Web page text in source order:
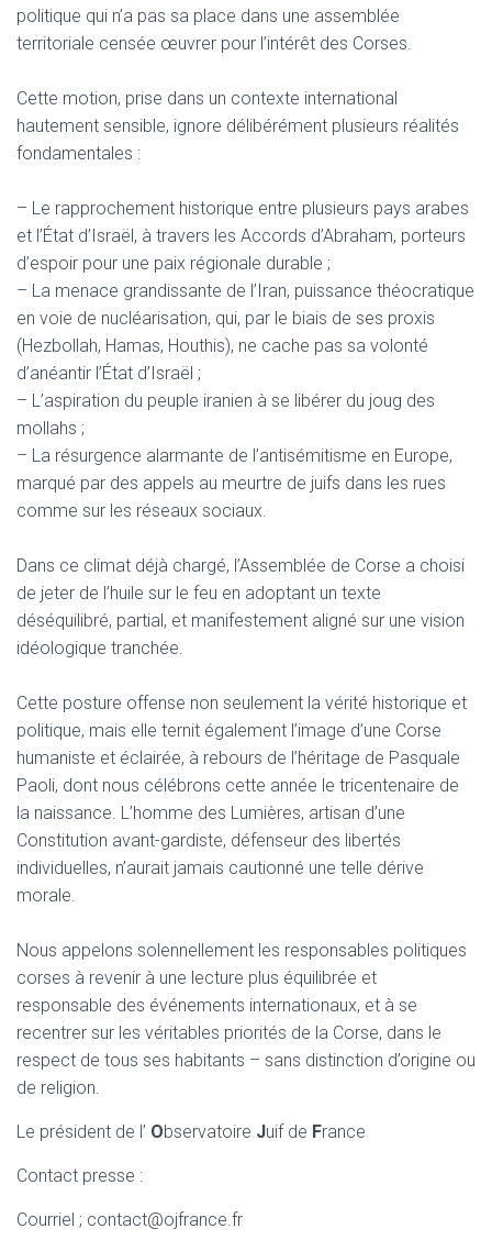
politique qui n’a pas sa place dans une assemblée
territoriale censée œuvrer pour l’intérêt des Corses.
Cette motion, prise dans un contexte international
hautement sensible, ignore délibérément plusieurs réalités
fondamentales :
– Le rapprochement historique entre plusieurs pays arabes
et l’État d’Israël, à travers les Accords d’Abraham, porteurs
d’espoir pour une paix régionale durable ;
– La menace grandissante de l’Iran, puissance théocratique
en voie de nucléarisation, qui, par le biais de ses proxis
(Hezbollah, Hamas, Houthis), ne cache pas sa volonté
d’anéantir l’État d’Israël ;
– L’aspiration du peuple iranien à se libérer du joug des
mollahs ;
– La résurgence alarmante de l’antisémitisme en Europe,
marqué par des appels au meurtre de juifs dans les rues
comme sur les réseaux sociaux.
Dans ce climat déjà chargé, l’Assemblée de Corse a choisi
de jeter de l’huile sur le feu en adoptant un texte
déséquilibré, partial, et manifestement aligné sur une vision
idéologique tranchée.
Cette posture offense non seulement la vérité historique et
politique, mais elle ternit également l’image d’une Corse
humaniste et éclairée, à rebours de l’héritage de Pasquale
Paoli, dont nous célébrons cette année le tricentenaire de
la naissance. L’homme des Lumières, artisan d’une
Constitution avant-gardiste, défenseur des libertés
individuelles, n’aurait jamais cautionné une telle dérive
morale.
Nous appelons solennellement les responsables politiques
corses à revenir à une lecture plus équilibrée et
responsable des événements internationaux, et à se
recentrer sur les véritables priorités de la Corse, dans le
respect de tous ses habitants – sans distinction d’origine ou
de religion.
Le président de l’ Observatoire Juif de France
Contact presse :
Courriel ; contact@ojfrance.fr